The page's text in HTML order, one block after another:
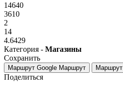
14640
3610
2
14
4.6429
Категория - Магазины
Сохранить
Маршрут Google Маршрут Маршрут
Поделиться